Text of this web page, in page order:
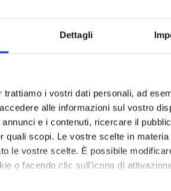
Dettagli
trattiamo i vostri dati personali, ad
alle informazioni sul vostro
e i contenuti, ricercare il
quali scopi. Le vostre scelte in
le vostre scelte. È possibile
o facendo clic sull'icona di
grandi atleti, altrettante
da testimonial per l'acqua del
Marco Innocenti e Fabrizio
_pagnini.mp3